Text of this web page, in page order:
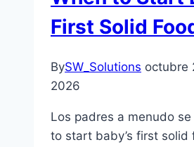
First Solid
BySW_Solutions octubre
2026
Los padres a menudo
to start baby’s first solid